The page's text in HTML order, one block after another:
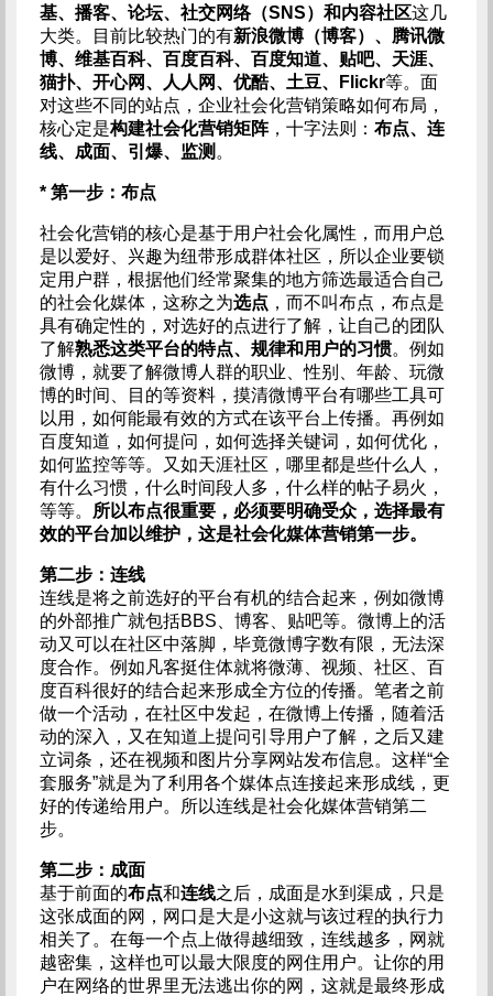
基、播客、论坛、社交网络（SNS）和内容社区这几
大类。目前比较热门的有新浪微博（博客）、腾讯微
博、维基百科、百度百科、百度知道、贴吧、天涯、
猫扑、开心网、人人网、优酷、土豆、Flickr等。面
对这些不同的站点，企业社会化营销策略如何布局，
核心定是构建社会化营销矩阵，十字法则： 布点、连
线、成面、引爆、监测 。
* 第一步：布点
社会化营销的核心是基于用户社会化属性，而用户总
是以爱好、兴趣为纽带形成群体社区，所以企业要锁
定用户群，根据他们经常聚集的地方筛选最适合自己
的社会化媒体，这称之为选点 ，而不叫布点，布点是
具有确定性的，对选好的点进行了解，让自己的团队
了解熟悉这类平台的特点、规律和用户的习惯。例如
微博，就要了解微博人群的职业、性别、年龄、玩微
博的时间、目的等资料，摸清微博平台有哪些工具可
以用，如何能最有效的方式在该平台上传播。再例如
百度知道，如何提问，如何选择关键词，如何优化，
如何监控等等。又如天涯社区，哪里都是些什么人，
有什么习惯，什么时间段人多，什么样的帖子易火，
等等。 所以布点很重要，必须要明确受众，选择最有
效的平台加以维护，这是社会化媒体营销第一步。
第二步：连线
连线是将之前选好的平台有机的结合起来，例如微博
的外部推广就包括BBS、博客、贴吧等。微博上的活
动又可以在社区中落脚，毕竟微博字数有限，无法深
度合作。例如凡客挺住体就将微薄、视频、社区、百
度百科很好的结合起来形成全方位的传播。笔者之前
做一个活动，在社区中发起，在微博上传播，随着活
动的深入，又在知道上提问引导用户了解，之后又建
立词条，还在视频和图片分享网站发布信息。这样“全
套服务”就是为了利用各个媒体点连接起来形成线，更
好的传递给用户。所以连线是社会化媒体营销第二
步。
第二步：成面
基于前面的布点和连线之后，成面是水到渠成，只是
这张成面的网，网口是大是小这就与该过程的执行力
相关了。在每一个点上做得越细致，连线越多，网就
越密集，这样也可以最大限度的网住用户。让你的用
户在网络的世界里无法逃出你的网，这就是最终形成